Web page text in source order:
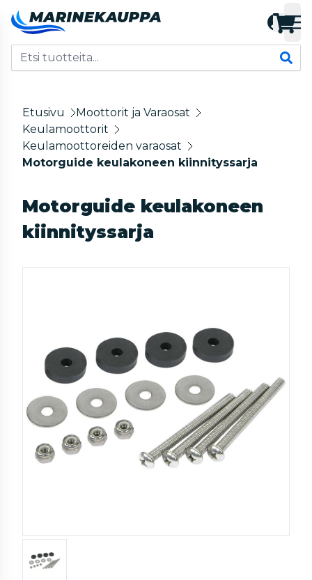
Etusivu
Moottorit ja Varaosat
Keulamoottorit
Keulamoottoreiden varaosat
Motorguide keulakoneen kiinnityssarja
Motorguide keulakoneen
kiinnityssarja